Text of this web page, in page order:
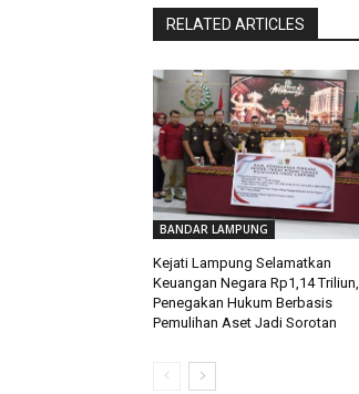
RELATED ARTICLES
BANDAR LAMPUNG
Kejati Lampung Selamatkan
Keuangan Negara Rp1,14 Triliun,
Penegakan Hukum Berbasis
Pemulihan Aset Jadi Sorotan